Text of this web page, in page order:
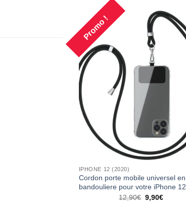
Promo !
IPHONE 12 (2020)
Cordon porte mobile universel en
bandouliere pour votre iPhone 12
12,90€ 9,90€